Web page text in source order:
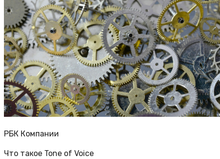
РБК Компании
Что такое Tone of Voice